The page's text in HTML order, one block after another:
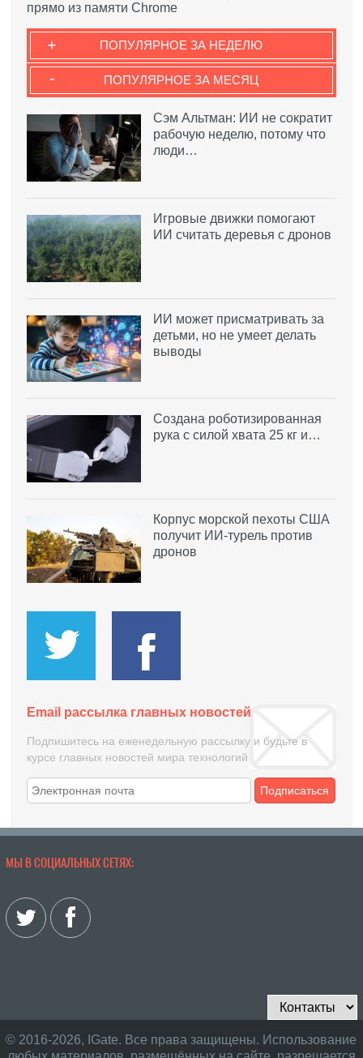
прямо из памяти Chrome
ПОПУЛЯРНОЕ ЗА НЕДЕЛЮ
+
ПОПУЛЯРНОЕ ЗА МЕСЯЦ
-
Сэм Альтман: ИИ не сократит
рабочую неделю, потому что
люди…
Игровые движки помогают
ИИ считать деревья с дронов
ИИ может присматривать за
детьми, но не умеет делать
выводы
Создана роботизированная
рука с силой хвата 25 кг и…
Корпус морской пехоты США
получит ИИ-турель против
дронов
Email рассылка главных новостей
Подпишитесь на еженедельную рассылку и будьте в
курсе главных новостей мира технологий
Подписаться
МЫ В СОЦИАЛЬНЫХ СЕТЯХ:
© 2016-2026, IGate. Все права защищены. Использование